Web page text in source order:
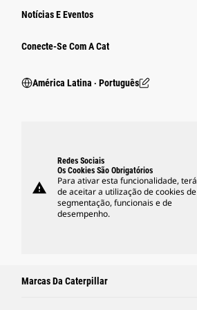
Notícias E Eventos
Conecte-Se Com A Cat
América Latina ‧ Português
warning
Redes Sociais
Os Cookies São Obrigatórios
Para ativar esta funcionalidade, terá
de aceitar a utilização de cookies de
segmentação, funcionais e de
desempenho.
Marcas Da Caterpillar